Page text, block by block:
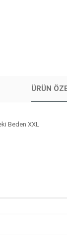
ÜRÜN
Beden XXL